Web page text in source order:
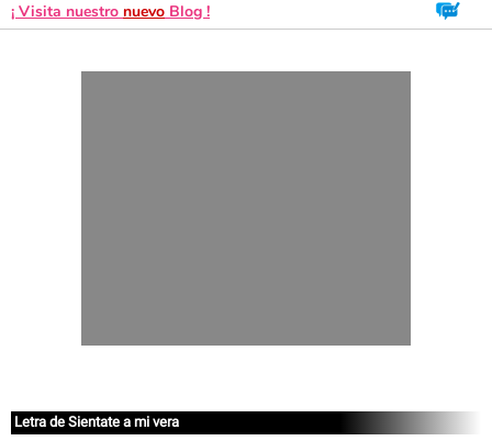
¡ Visita nuestro nuevo Blog !
Letra de Sientate a mi vera